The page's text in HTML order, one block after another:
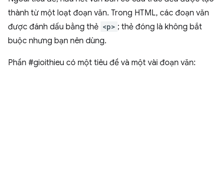
thành từ một loạt đoạn văn. Trong HTML, các đoạn văn
được đánh dấu bằng thẻ <p> ; thẻ đóng là không bắt
buộc nhưng bạn nên dùng.
Phần #gioithieu có một tiêu đề và một vài đoạn văn: